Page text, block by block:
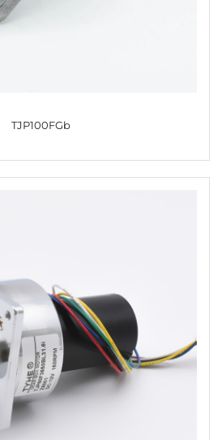
TJP100FGb